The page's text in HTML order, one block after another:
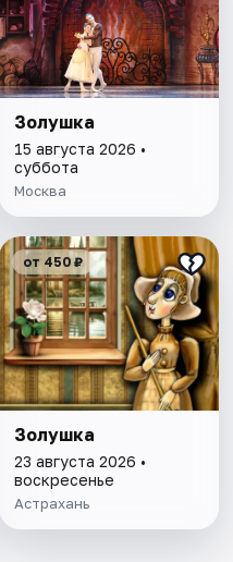
Золушка
15 августа 2026 •
суббота
Москва
от 450 ₽
Золушка
23 августа 2026 •
воскресенье
Астрахань